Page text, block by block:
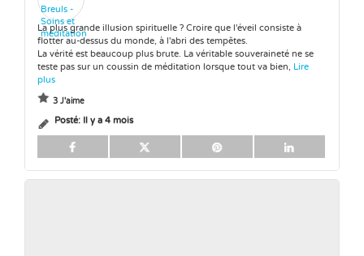
La plus grande illusion spirituelle ? Croire que l'éveil consiste à
flotter au-dessus du monde, à l'abri des tempêtes.
La vérité est beaucoup plus brute. La véritable souveraineté ne se
teste pas sur un coussin de méditation lorsque tout va bien, Lire
plus
3 J'aime
Posté: Il y a 4 mois